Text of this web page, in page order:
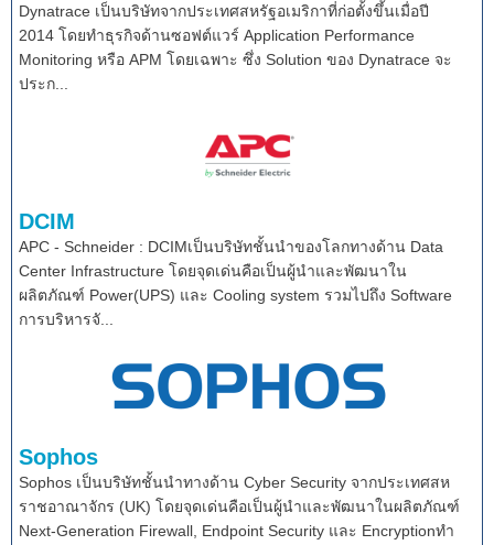
Dynatrace เป็นบริษัทจากประเทศสหรัฐอเมริกาที่ก่อตั้งขึ้นเมื่อปี
2014 โดยทำธุรกิจด้านซอฟต์แวร์ Application Performance
Monitoring หรือ APM โดยเฉพาะ ซึ่ง Solution ของ Dynatrace จะ
ประก...
DCIM
APC - Schneider : DCIMเป็นบริษัทชั้นนำของโลกทางด้าน Data
Center Infrastructure โดยจุดเด่นคือเป็นผู้นำและพัฒนาใน
ผลิตภัณฑ์ Power(UPS) และ Cooling system รวมไปถึง Software
การบริหารจั...
Sophos
Sophos เป็นบริษัทชั้นนำทางด้าน Cyber Security จากประเทศสห
ราชอาณาจักร (UK) โดยจุดเด่นคือเป็นผู้นำและพัฒนาในผลิตภัณฑ์
Next-Generation Firewall, Endpoint Security และ Encryptionทำ